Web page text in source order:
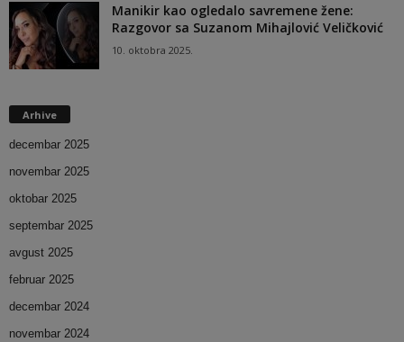
Manikir kao ogledalo savremene žene:
Razgovor sa Suzanom Mihajlović Veličković
10. oktobra 2025.
Arhive
decembar 2025
novembar 2025
oktobar 2025
septembar 2025
avgust 2025
februar 2025
decembar 2024
novembar 2024